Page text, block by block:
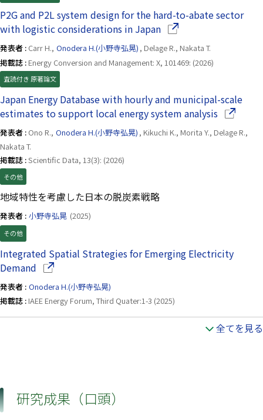
P2G and P2L system design for the hard-to-abate sector
with logistic considerations in Japan（別ウインドウで開き
発表者 : Carr H., Onodera H.(小野寺弘晃) , Delage R., Nakata T.
掲載誌 : Energy Conversion and Management: X, 101469: (2026)
査読付き 原著論文
Japan Energy Database with hourly and municipal-scale
estimates to support local energy system analysis（別ウイ
発表者 : Ono R., Onodera H.(小野寺弘晃) , Kikuchi K., Morita Y., Delage R.,
Nakata T.
掲載誌 :Scientific Data, 13(3): (2026)
その他
地域特性を考慮した日本の脱炭素戦略
発表者 : 小野寺弘晃 (2025)
その他
Integrated Spatial Strategies for Emerging Electricity
Demand （別ウインドウで開きます）
発表者 : Onodera H.(小野寺弘晃)
掲載誌 : IAEE Energy Forum, Third Quater:1-3 (2025)
全てを見る
研究成果（口頭）